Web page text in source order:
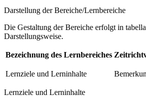
Darstellung der Bereiche/Lernbereiche
Die Gestaltung der Bereiche erfolgt in
Darstellungsweise.
Bezeichnung des Lernbereiches
Lernziele und Lerninhalte
Lernziele und Lerninhalte